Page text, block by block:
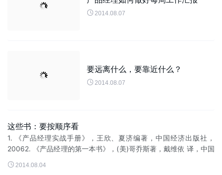
 2014.08.07
要远离什么，要靠近什么？
 2014.08.07
这些书：要按顺序看
1. 《产品经理实战手册》，王欣、夏济编著，中国经济出版社，
20062. 《产品经理的第一本书》，(美)哥乔斯著，戴维依 译，中国
财经出版社，20043. 《产品经理的第二本书》，(美)哥乔斯著，戴
维...
 2014.08.04